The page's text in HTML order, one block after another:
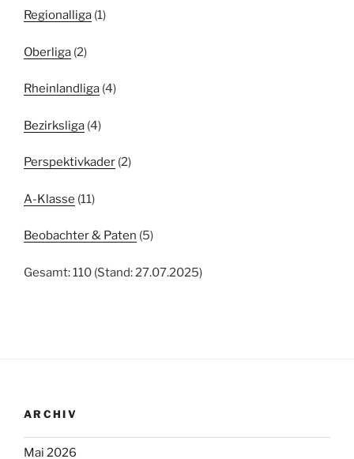
Regionalliga (1)
Oberliga (2)
Rheinlandliga (4)
Bezirksliga (4)
Perspektivkader (2)
A-Klasse (11)
Beobachter & Paten (5)
Gesamt: 110 (Stand: 27.07.2025)
ARCHIV
Mai 2026